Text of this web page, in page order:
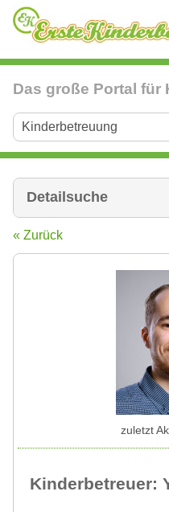
Das große Portal für
Detailsuche
« Zurück
Kinderbetreuer:
zuletzt